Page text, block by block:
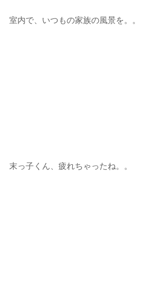
室内で、いつもの家族の風景を。。
末っ子くん、疲れちゃったね。。